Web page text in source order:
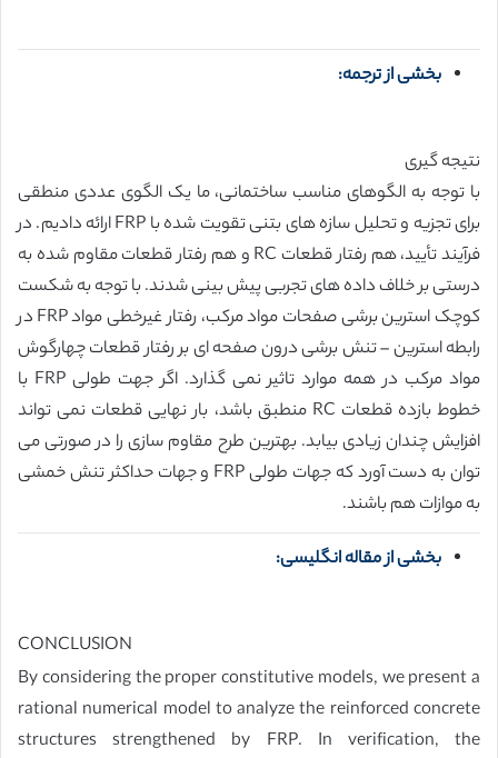
بخشی از ترجمه:
نتیجه گیری
با توجه به الگوهای مناسب ساختمانی، ما یک الگوی عددی منطقی
برای تجزیه و تحلیل سازه های بتنی تقویت شده با FRP ارائه دادیم. در
فرآیند تأیید، هم رفتار قطعات RC و هم رفتار قطعات مقاوم شده به
درستی بر خلاف داده های تجربی پیش بینی شدند. با توجه به شکست
کوچک استرین برشی صفحات مواد مرکب، رفتار غیرخطی مواد FRP در
رابطه استرین – تنش برشی درون صفحه ای بر رفتار قطعات چهارگوش
مواد مرکب در همه موارد تاثیر نمی گذارد. اگر جهت طولی FRP با
خطوط بازده قطعات RC منطبق باشد، بار نهایی قطعات نمی تواند
افزایش چندان زیادی بیابد. بهترین طرح مقاوم سازی را در صورتی می
توان به دست آورد که جهات طولی FRP و جهات حداکثر تنش خمشی
به موازات هم باشند.
بخشی از مقاله انگلیسی:
CONCLUSION
By considering the proper constitutive models, we present a
rational numerical model to analyze the reinforced concrete
structures strengthened by FRP. In verification, the